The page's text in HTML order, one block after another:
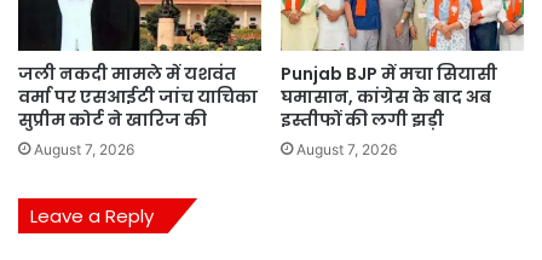
जली नकदी मामले में यशवंत
वर्मा पर एसआईटी जांच याचिका
सुप्रीम कोर्ट ने खारिज की
August 7, 2026
Punjab BJP में मचा सियासी
घमासान, कांग्रेस के बाद अब
इस्तीफों की लगी झड़ी
August 7, 2026
Leave a Reply